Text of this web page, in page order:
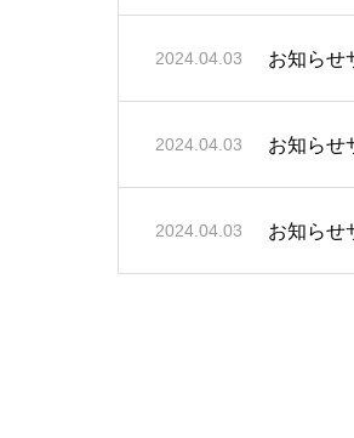
2024.04.03 お知らせ
2024.04.03 お知らせ
2024.04.03 お知らせ